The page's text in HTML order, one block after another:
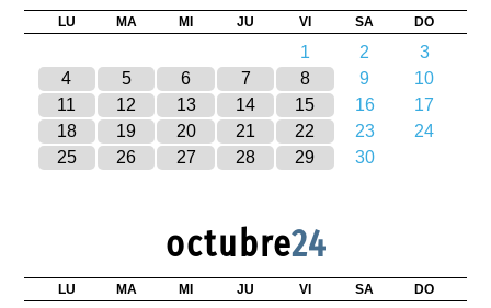
LU MA MI JU VI SA DO
1 2
3
4
5 6 7 8 9
10
11
12 13 14 15 16
17
18
19 20 21 22 23
24
25
26 27 28 29 30
octubre24
LU MA MI JU VI SA DO